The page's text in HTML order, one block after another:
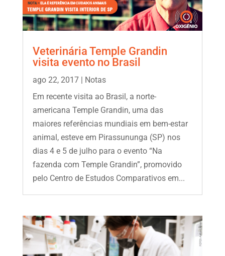
Veterinária Temple Grandin
visita evento no Brasil
ago 22, 2017|
Notas
Em recente visita ao Brasil, a norte-
americana Temple Grandin, uma das
maiores referências mundiais em bem-estar
animal, esteve em Pirassununga (SP) nos
dias 4 e 5 de julho para o evento “Na
fazenda com Temple Grandin”, promovido
pelo Centro de Estudos Comparativos em...